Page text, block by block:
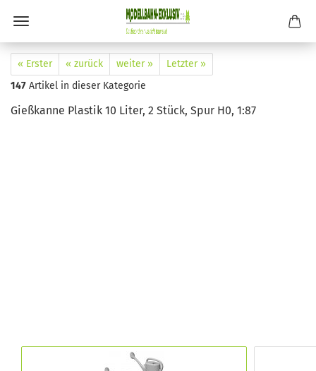
« Erster « zurück weiter »
Letzter »
147 Artikel in dieser Kategorie
Gießkanne Plastik 10 Liter, 2 Stück, Spur H0, 1:87